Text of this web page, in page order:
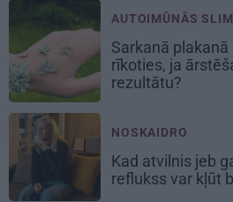
AUTOIMŪNĀS
Sarkanā
rīkoties, ja
rezultātu?
NOSKAIDRO
Kad atvilnis jeb
reflukss var kļūt